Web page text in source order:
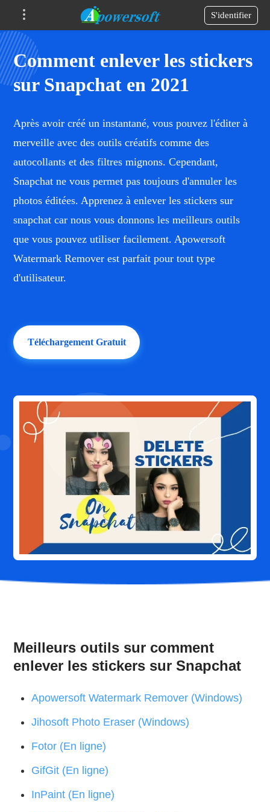
S'identifier
Comment enlever les stickers
sur Snapchat en 2021
Après avoir créé un instantané, vous pouvez l'éditer à
merveille avec des outils créatifs comme des
autocollants et des filtres mignons. Cependant,
Snapchat ne vous permet pas toujours d'annuler les
photos éditées. Apprenez à enlever les stickers sur
snapchat car nous vous donnons les meilleurs outils
que vous pouvez utiliser facilement. Apowersoft
Watermark Remover est parfait pour tout type
d'utilisateur.
Téléchargement Gratuit
Meilleurs outils sur comment
enlever les stickers sur Snapchat
Apowersoft Watermark Remover (Windows)
Jihosoft Photo Eraser (Windows)
Fotor (En ligne)
GifGit (En ligne)
InPaint (En ligne)